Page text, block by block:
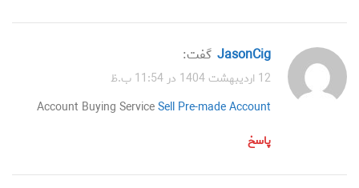
JasonCig گفت:
12 اردیبهشت 1404 در 11:54 ب.ظ
Account Buying ServiceSell Pre-made Account
پاسخ